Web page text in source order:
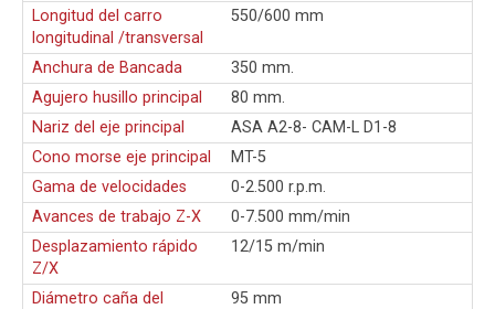
Longitud del carro
longitudinal /transversal
550/600 mm
Anchura de Bancada
350 mm.
Agujero husillo principal
80 mm.
Nariz del eje principal
ASA A2-8- CAM-L D1-8
Cono morse eje principal
MT-5
Gama de velocidades
0-2.500 r.p.m.
Avances de trabajo Z-X
0-7.500 mm/min
Desplazamiento rápido
Z/X
12/15 m/min
Diámetro caña del
95 mm